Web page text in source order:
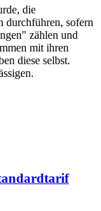
die
durchführen, sofern
zählen und
mit ihren
diese selbst.